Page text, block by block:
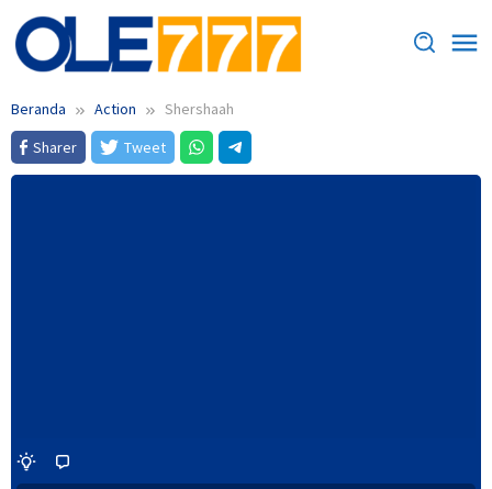
Loncat
ke
konten
Beranda Action
Shershaah
Sharer
Tweet